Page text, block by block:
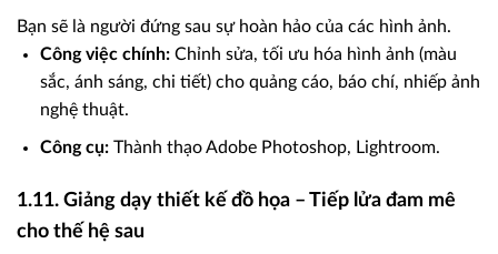
Bạn sẽ là người đứng sau sự hoàn hảo của các hình ảnh.
Công việc chính:Chỉnh sửa, tối ưu hóa hình ảnh (màu
sắc, ánh sáng, chi tiết) cho quảng cáo, báo chí, nhiếp ảnh
nghệ thuật.
Công cụ:Thành thạo Adobe Photoshop, Lightroom.
1.11. Giảng dạy thiết kế đồ họa – Tiếp lửa đam mê
cho thế hệ sau